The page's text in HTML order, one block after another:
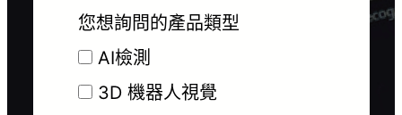
您想詢問的產品類型
AI檢測
3D 機器人視覺